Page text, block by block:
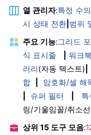
열 관리자:특정 수
시 상태 전환 범위
주요 기능:그리드
식 표시줄
워크
러리(자동 텍스트)
합
암호화/셀 해
슈퍼 필터 특
링/기울임꼴/취소선
상위 15 도구 모음: